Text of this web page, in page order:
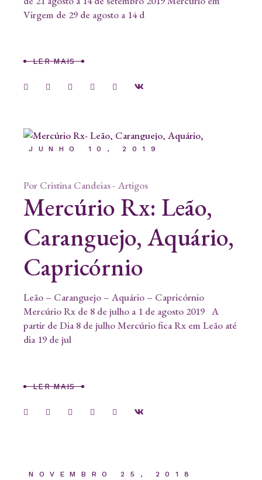
Virgem de 29 de agosto a 14 d
LER MAIS
JUNHO 10, 2019
Por Cristina Candeias Artigos
Mercúrio Rx: Leão,
Caranguejo, Aquário,
Capricórnio
Leão – Caranguejo – Aquário – Capricórnio
Mercúrio Rx de 8 de julho a 1 de agosto 2019 A
partir de Dia 8 de julho Mercúrio fica Rx em Leão até
dia 19 de jul
LER MAIS
NOVEMBRO 25, 2018